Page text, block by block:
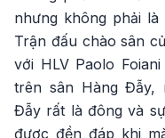
nhưng không phải là
Trận đấu chào sân
với HLV Paolo
trên sân Hàng Đẫy,
Đẫy rất là đông và
được đền đáp khi